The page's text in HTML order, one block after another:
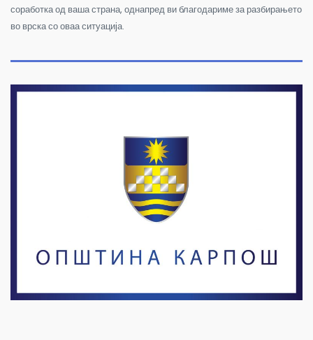
соработка од ваша страна, однапред ви благодариме за разбирањето
во врска со оваа ситуација.